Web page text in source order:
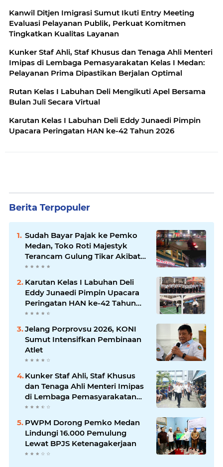
Kanwil Ditjen Imigrasi Sumut Ikuti Entry Meeting
Evaluasi Pelayanan Publik, Perkuat Komitmen
Tingkatkan Kualitas Layanan
Kunker Staf Ahli, Staf Khusus dan Tenaga Ahli Menteri
Imipas di Lembaga Pemasyarakatan Kelas I Medan:
Pelayanan Prima Dipastikan Berjalan Optimal
Rutan Kelas I Labuhan Deli Mengikuti Apel Bersama
Bulan Juli Secara Virtual
Karutan Kelas I Labuhan Deli Eddy Junaedi Pimpin
Upacara Peringatan HAN ke-42 Tahun 2026
Berita Terpopuler
Sudah Bayar Pajak ke Pemko
Medan, Toko Roti Majestyk
Terancam Gulung Tikar Akibat
Akses Jalan Ditutup Pedagang
Angkringan
Karutan Kelas I Labuhan Deli
Eddy Junaedi Pimpin Upacara
Peringatan HAN ke-42 Tahun
2026
Jelang Porprovsu 2026, KONI
Sumut Intensifkan Pembinaan
Atlet
Kunker Staf Ahli, Staf Khusus
dan Tenaga Ahli Menteri Imipas
di Lembaga Pemasyarakatan
Kelas I Medan: Pelayanan Prima
Dipastikan Berjalan Optimal
PWPM Dorong Pemko Medan
Lindungi 16.000 Pemulung
Lewat BPJS Ketenagakerjaan